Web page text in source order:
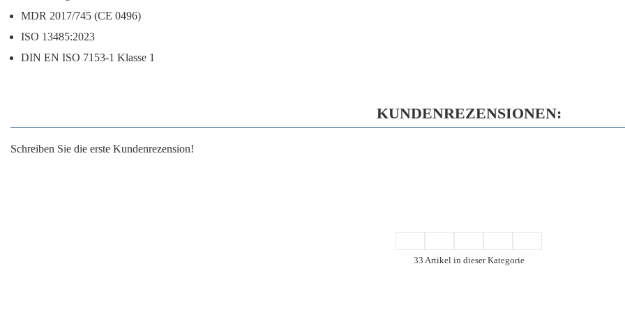
MDR 2017/745 (CE 0496)
ISO 13485:2023
DIN EN ISO 7153-1 Klasse 1
KUNDENREZENSIONEN:
Schreiben Sie die erste Kundenrezension!
33 Artikel in dieser Kategorie